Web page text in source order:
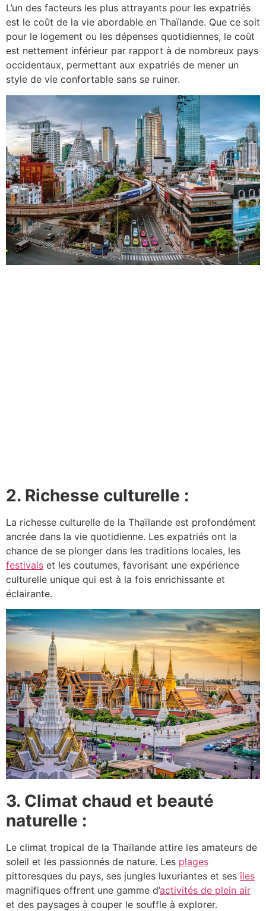
L’un des facteurs les plus attrayants pour les expatriés
est le coût de la vie abordable en Thaïlande. Que ce soit
pour le logement ou les dépenses quotidiennes, le coût
est nettement inférieur par rapport à de nombreux pays
occidentaux, permettant aux expatriés de mener un
style de vie confortable sans se ruiner.
2. Richesse culturelle :
La richesse culturelle de la Thaïlande est profondément
ancrée dans la vie quotidienne. Les expatriés ont la
chance de se plonger dans les traditions locales, les
festivals et les coutumes, favorisant une expérience
culturelle unique qui est à la fois enrichissante et
éclairante.
3. Climat chaud et beauté
naturelle :
Le climat tropical de la Thaïlande attire les amateurs de
soleil et les passionnés de nature. Les plages
pittoresques du pays, ses jungles luxuriantes et sesîles
magnifiques offrent une gamme d’activités de plein air
et des paysages à couper le souffle à explorer.